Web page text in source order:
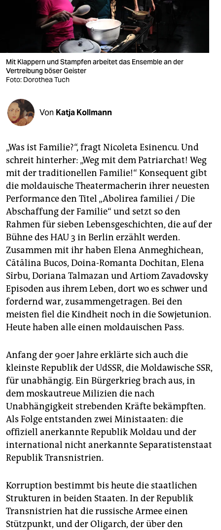
wahrheit
verlag
veranstaltungen
shop
fragen & hilfe
abo
genossenschaft
epaper login
Mit Klappern und Stampfen arbeitet das Ensemble an der
Vertreibung böser Geister
Foto: Dorothea Tuch
Von Katja Kollmann
„Was ist Familie?“, fragt Nicoleta Esinencu. Und
schreit hinterher: „Weg mit dem Patriarchat! Weg
mit der traditionellen Familie!“ Konsequent gibt
die moldauische Theatermacherin ihrer neuesten
Performance den Titel „Abolirea familiei / Die
Abschaffung der Familie“ und setzt so den
Rahmen für sieben Lebensgeschichten, die auf der
Bühne des HAU 3 in Berlin erzählt werden.
Zusammen mit ihr haben Elena Anmeghichean,
Cătălina Bucos, Doina-Romanta Dochitan, Elena
Sîrbu, Doriana Talmazan und Artiom Zavadovsky
Episoden aus ihrem Leben, dort wo es schwer und
fordernd war, zusammengetragen. Bei den
meisten fiel die Kindheit noch in die Sowjetunion.
Heute haben alle einen moldauischen Pass.
Anfang der 90er Jahre erklärte sich auch die
kleinste Republik der UdSSR, die Moldawische SSR,
für unabhängig. Ein Bürgerkrieg brach aus, in
dem moskautreue Milizien die nach
Unabhängigkeit strebenden Kräfte bekämpften.
Als Folge entstanden zwei Ministaaten: die
offiziell anerkannte Republik Moldau und der
internatio­nal nicht anerkannte Separatistenstaat
Republik Transnistrien.
Korruption bestimmt bis heute die staatlichen
Strukturen in beiden Staaten. In der Republik
Transnistrien hat die russische Armee einen
Stützpunkt, und der Oligarch, der über den